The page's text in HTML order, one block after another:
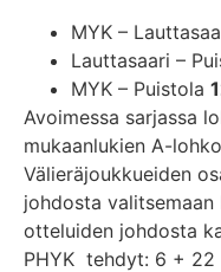
MYK –
Lauttasaari –
MYK – Puistola
Avoimessa sarjassa
mukaanlukien A-
Välieräjoukkueiden
johdosta valitsemaan
otteluiden johdosta
PHYK tehdyt: 6 +